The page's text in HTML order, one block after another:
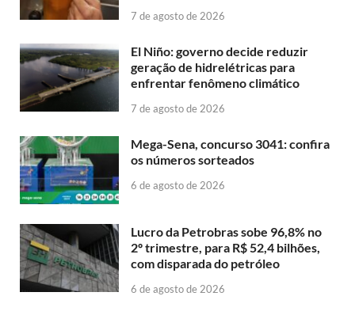
7 de agosto de 2026
El Niño: governo decide reduzir
geração de hidrelétricas para
enfrentar fenômeno climático
7 de agosto de 2026
Mega-Sena, concurso 3041: confira
os números sorteados
6 de agosto de 2026
Lucro da Petrobras sobe 96,8% no
2º trimestre, para R$ 52,4 bilhões,
com disparada do petróleo
6 de agosto de 2026